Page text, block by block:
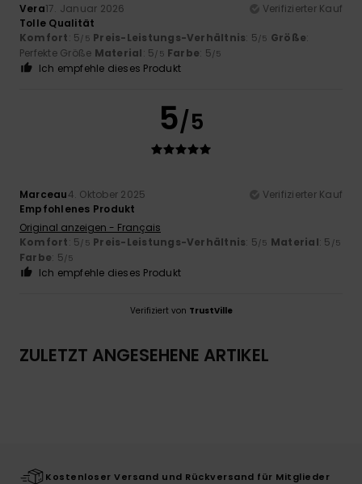
Vera17. Januar 2026
Verifizierter Kauf
Tolle Qualität
Komfort: 5/5 Preis-Leistungs-Verhältnis: 5/5 Größe:
Perfekte Größe Material: 5/5 Farbe: 5/5
Ich empfehle dieses Produkt
5/5
Marceau4. Oktober 2025
Verifizierter Kauf
Empfohlenes Produkt
Original anzeigen - Français
Komfort: 5/5 Preis-Leistungs-Verhältnis: 5/5 Material: 5 /5
Farbe: 5/5
Ich empfehle dieses Produkt
Verifiziert von TrustVille
ZULETZT ANGESEHENE ARTIKEL
Kostenloser Versand und Rückversand für Mitglieder